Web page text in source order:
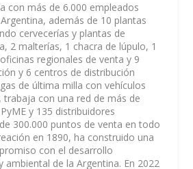
con más de 6.000 empleados
además de 10 plantas
cervecerías y plantas de
2 malterías, 1 chacra de lúpulo, 1
regionales de venta y 9
y 6 centros de distribución
de última milla con vehículos
trabaja con una red de más de
y 135 distribuidores
300.000 puntos de venta en todo
en 1890, ha construido una
con el desarrollo
ambiental de la Argentina. En 2022